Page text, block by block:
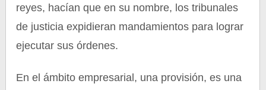
reyes, hacían que en su nombre, los tribunales
de justicia expidieran mandamientos para lograr
ejecutar sus órdenes.
En el ámbito empresarial, una provisión, es una